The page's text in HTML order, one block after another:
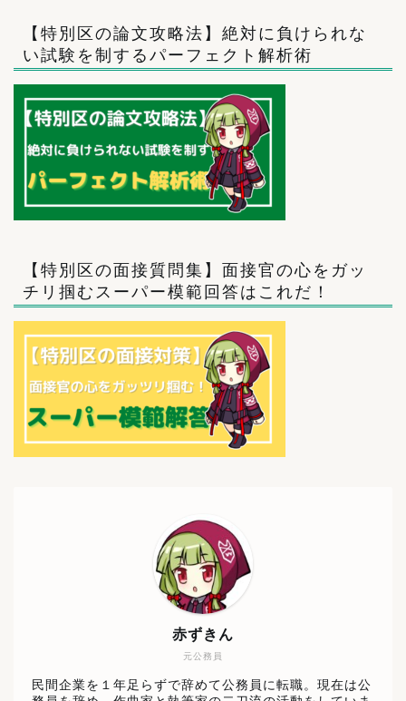
【特別区の論文攻略法】絶対に負けられな
い試験を制するパーフェクト解析術
【特別区の面接質問集】面接官の心をガッ
チリ掴むスーパー模範回答はこれだ！
元公務員
赤ずきん
民間企業を１年足らずで辞めて公務員に転職。現在は公